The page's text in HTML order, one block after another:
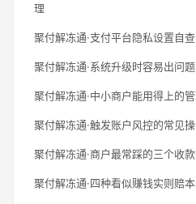
理
聚付解冻通·支付平台隐私设置自
聚付解冻通·系统升级时容易出问
聚付解冻通·中小商户能用得上的
聚付解冻通·触发账户风控的常见
聚付解冻通·商户最常踩的三个收
聚付解冻通·四种看似赚钱实则赔